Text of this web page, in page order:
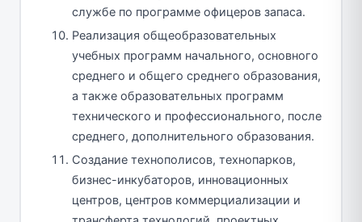
службе по программе офицеров запаса.
Реализация общеобразовательных
учебных программ начального, основного
среднего и общего среднего образования,
а также образовательных программ
технического и профессионального, после
среднего, дополнительного образования.
Создание технополисов, технопарков,
бизнес-инкубаторов, инновационных
центров, центров коммерциализации и